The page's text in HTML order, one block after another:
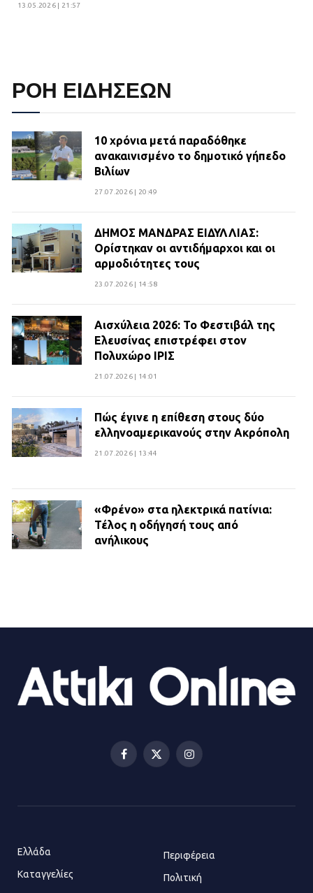
13.05.2026 | 21:57
ΡΟΗ ΕΙΔΗΣΕΩΝ
10 χρόνια μετά παραδόθηκε
ανακαινισμένο το δημοτικό γήπεδο
Βιλίων
27.07.2026 | 20:49
ΔΗΜΟΣ ΜΑΝΔΡΑΣ ΕΙΔΥΛΛΙΑΣ:
Ορίστηκαν οι αντιδήμαρχοι και οι
αρμοδιότητες τους
23.07.2026 | 14:58
Αισχύλεια 2026: Το Φεστιβάλ της
Ελευσίνας επιστρέφει στον
Πολυχώρο ΙΡΙΣ
21.07.2026 | 14:01
Πώς έγινε η επίθεση στους δύο
ελληνοαμερικανούς στην Ακρόπολη
21.07.2026 | 13:44
«Φρένο» στα ηλεκτρικά πατίνια:
Τέλος η οδήγησή τους από
ανήλικους
Βριλήσσια: Αυτοκίνητο έσπασε
τζαμαρία και μπήκε μέσα σε μαγαζί
Τηλεφωνικές απάτες με λεία
Facebook
X
Instagram
Ελλάδα
Καταγγελίες
Περιφέρεια
Πολιτική